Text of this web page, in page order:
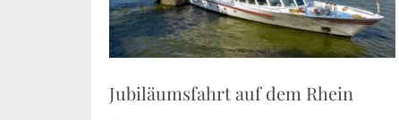
Jubiläumsfahrt auf dem Rhein